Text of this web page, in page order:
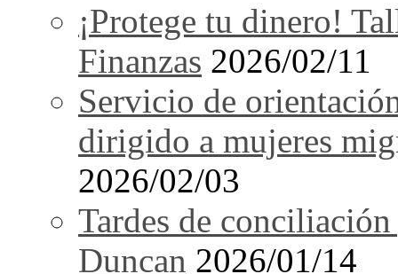
¡Protege tu dinero!
Finanzas 2026/02/11
Servicio de
dirigido a mujeres
2026/02/03
Tardes de
Duncan 2026/01/14